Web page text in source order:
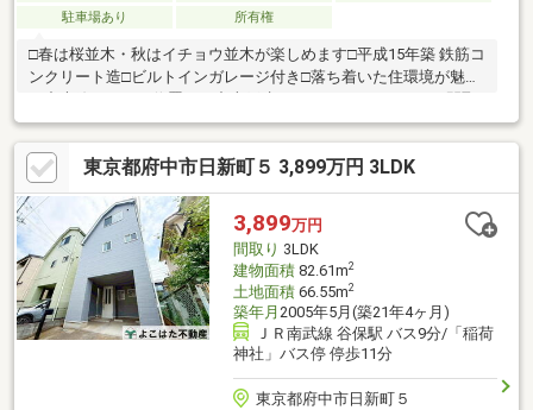
駐車場あり 所有権
□春は桜並木・秋はイチョウ並木が楽しめます□平成15年築 鉄筋コ
ンクリート造□ビルトインガレージ付き□落ち着いた住環境が魅力
りで、ファミリーにもおすすめ平日・休日問わずご案内可能で
す。ぜひお気軽にお問い合わせください。【お電話】03-3518-
5862【見学予約】は赤い「見学予約する」をクリック♪
東京都府中市日新町５ 3,899万円 3LDK
3,899万円
間取り 3LDK
建物面積82.61m2
土地面積66.55m2
築年月 2005年5月(築21年4ヶ月)
ＪＲ南武線 谷保駅 バス9分/「稲荷
神社」バス停 停歩11分
東京都府中市日新町５